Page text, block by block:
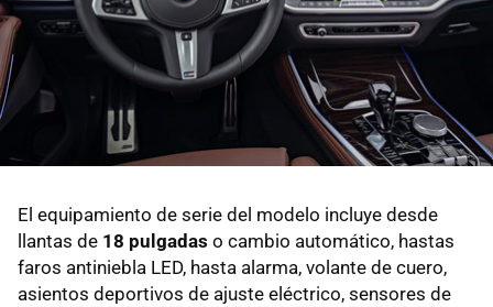
El equipamiento de serie del modelo incluye desde
llantas de 18 pulgadas o cambio automático, hastas
faros antiniebla LED, hasta alarma, volante de cuero,
asientos deportivos de ajuste eléctrico, sensores de